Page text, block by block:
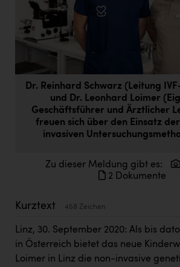
Doppler Gruppe
ERLUS AG
everfield
Firmenradl
Fristads Austria
HIG Infomotion Group
Immotech
INTERSPORT Austria
Jesolo
Jane Goodall Institute Austria
Dr. Reinhard Schwarz (Leitung
und Dr. Leonhard Loimer
Geschäftsführer und Ärztlicher
freuen sich über den Einsatz
invasiven
Zu dieser Meldung gibt es:
2 Dokumente
Kurztext 458 Zeichen
Linz, 30. September 2020: Als bis
in Österreich bietet das neue
Loimer in Linz die non-invasive